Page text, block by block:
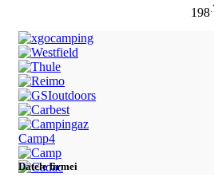
198
Camp4
Datele firmei